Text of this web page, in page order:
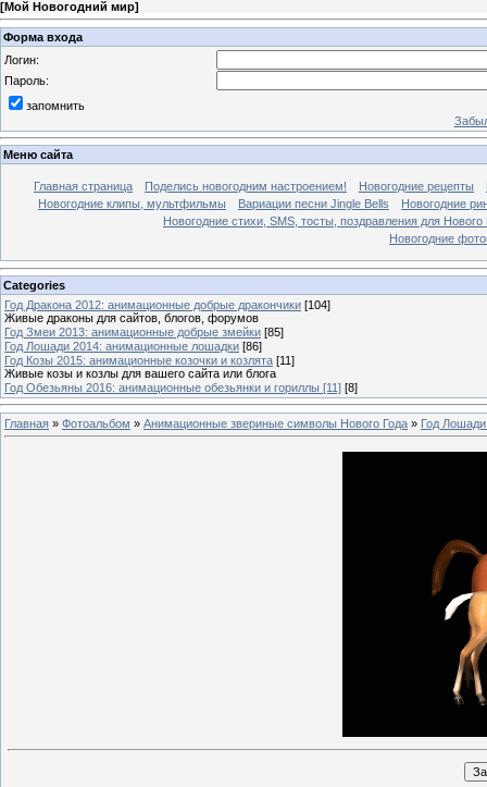
[Мой Новогодний мир]
Форма входа
Логин:
Пароль:
запомнить
Меню сайта
Главная страница Поделись новогодним настроением! Новогодние рецепты
Новогодние клипы, мультфильмы
Вариации песни Jingle Bells
Новогодние
Новогодние стихи, SMS, тосты, поздравления для
Новогодние
Categories
Год Дракона 2012: анимационные добрые дракончики [104]
Живые драконы для сайтов, блогов, форумов
Год Змеи 2013: анимационные добрые змейки [85]
Год Лошади 2014: анимационные лошадки [86]
Год Козы 2015: анимационные козочки и козлята [11]
Живые козы и козлы для вашего сайта или блога
Год Обезьяны 2016: анимационные обезьянки и гориллы [11] [8]
Главная » Фотоальбом » Анимационные звериные символы Нового Года » Год